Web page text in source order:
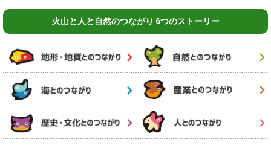
火山と人と自然のつながり 6つのストーリー